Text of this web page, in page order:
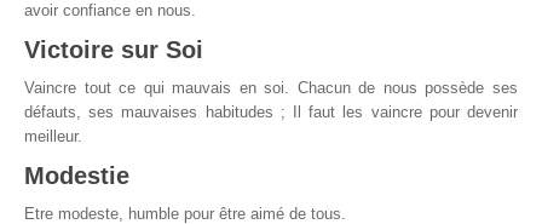
avoir confiance en nous.
Victoire sur Soi
Vaincre tout ce qui mauvais en soi. Chacun de nous possède ses
défauts, ses mauvaises habitudes ; Il faut les vaincre pour devenir
meilleur.
Modestie
Etre modeste, humble pour être aimé de tous.